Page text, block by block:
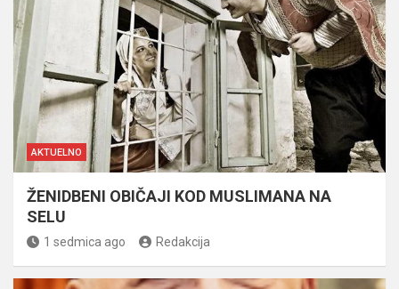
AKTUELNO
ŽENIDBENI OBIČAJI KOD MUSLIMANA NA
SELU
1 sedmica ago Redakcija